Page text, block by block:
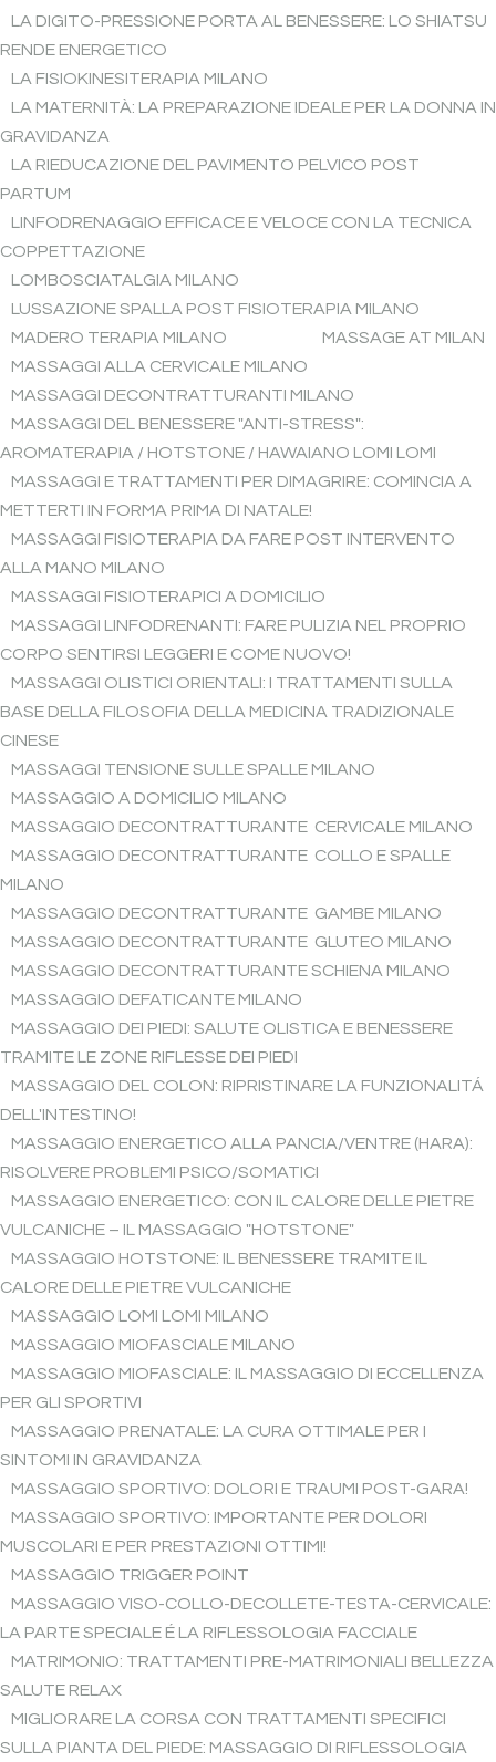
LA DIGITO-PRESSIONE PORTA AL BENESSERE: LO SHIATSU
RENDE ENERGETICO
LA FISIOKINESITERAPIA MILANO
LA MATERNITÀ: LA PREPARAZIONE IDEALE PER LA DONNA IN
GRAVIDANZA
LA RIEDUCAZIONE DEL PAVIMENTO PELVICO POST
PARTUM
LINFODRENAGGIO EFFICACE E VELOCE CON LA TECNICA
COPPETTAZIONE
LOMBOSCIATALGIA MILANO
LUSSAZIONE SPALLA POST FISIOTERAPIA MILANO
MADERO TERAPIA MILANO
MASSAGE AT MILAN
MASSAGGI ALLA CERVICALE MILANO
MASSAGGI DECONTRATTURANTI MILANO
MASSAGGI DEL BENESSERE "ANTI-STRESS":
AROMATERAPIA / HOTSTONE / HAWAIANO LOMI LOMI
MASSAGGI E TRATTAMENTI PER DIMAGRIRE: COMINCIA A
METTERTI IN FORMA PRIMA DI NATALE!
MASSAGGI FISIOTERAPIA DA FARE POST INTERVENTO
ALLA MANO MILANO
MASSAGGI FISIOTERAPICI A DOMICILIO
MASSAGGI LINFODRENANTI: FARE PULIZIA NEL PROPRIO
CORPO SENTIRSI LEGGERI E COME NUOVO!
MASSAGGI OLISTICI ORIENTALI: I TRATTAMENTI SULLA
BASE DELLA FILOSOFIA DELLA MEDICINA TRADIZIONALE
CINESE
MASSAGGI TENSIONE SULLE SPALLE MILANO
MASSAGGIO A DOMICILIO MILANO
MASSAGGIO DECONTRATTURANTE CERVICALE MILANO
MASSAGGIO DECONTRATTURANTE COLLO E SPALLE
MILANO
MASSAGGIO DECONTRATTURANTE GAMBE MILANO
MASSAGGIO DECONTRATTURANTE GLUTEO MILANO
MASSAGGIO DECONTRATTURANTE SCHIENA MILANO
MASSAGGIO DEFATICANTE MILANO
MASSAGGIO DEI PIEDI: SALUTE OLISTICA E BENESSERE
TRAMITE LE ZONE RIFLESSE DEI PIEDI
MASSAGGIO DEL COLON: RIPRISTINARE LA FUNZIONALITÁ
DELL'INTESTINO!
MASSAGGIO ENERGETICO ALLA PANCIA/VENTRE (HARA):
RISOLVERE PROBLEMI PSICO/SOMATICI
MASSAGGIO ENERGETICO: CON IL CALORE DELLE PIETRE
VULCANICHE – IL MASSAGGIO "HOTSTONE"
MASSAGGIO HOTSTONE: IL BENESSERE TRAMITE IL
CALORE DELLE PIETRE VULCANICHE
MASSAGGIO LOMI LOMI MILANO
MASSAGGIO MIOFASCIALE MILANO
MASSAGGIO MIOFASCIALE: IL MASSAGGIO DI ECCELLENZA
PER GLI SPORTIVI
MASSAGGIO PRENATALE: LA CURA OTTIMALE PER I
SINTOMI IN GRAVIDANZA
MASSAGGIO SPORTIVO: DOLORI E TRAUMI POST-GARA!
MASSAGGIO SPORTIVO: IMPORTANTE PER DOLORI
MUSCOLARI E PER PRESTAZIONI OTTIMI!
MASSAGGIO TRIGGER POINT
MASSAGGIO VISO-COLLO-DECOLLETE-TESTA-CERVICALE:
LA PARTE SPECIALE É LA RIFLESSOLOGIA FACCIALE
MATRIMONIO: TRATTAMENTI PRE-MATRIMONIALI BELLEZZA
SALUTE RELAX
MIGLIORARE LA CORSA CON TRATTAMENTI SPECIFICI
SULLA PIANTA DEL PIEDE: MASSAGGIO DI RIFLESSOLOGIA